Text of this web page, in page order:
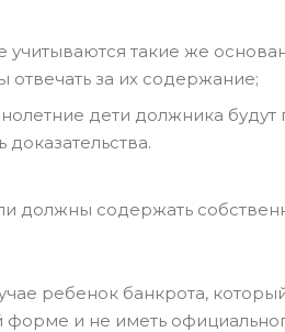
учитываются такие же
отвечать за их содержание;
дети должника
должны содержать
ребенок банкрота,
и не иметь